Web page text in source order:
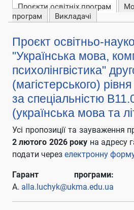
Проєкти освітніх програм
програм
Викладачі
Проєкт освітньо-
"Українська мова,
психолінгвістика"
(магістерського)
за спеціальністю
(українська мова та
Усі пропозиції та зауваження
2 лютого 2026 року на адресу
подати через електронну
Гарант програми:
А. alla.luchyk@ukma.edu.ua